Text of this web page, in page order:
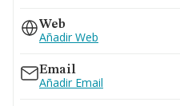
Web
Añadir Web
Email
Añadir Email